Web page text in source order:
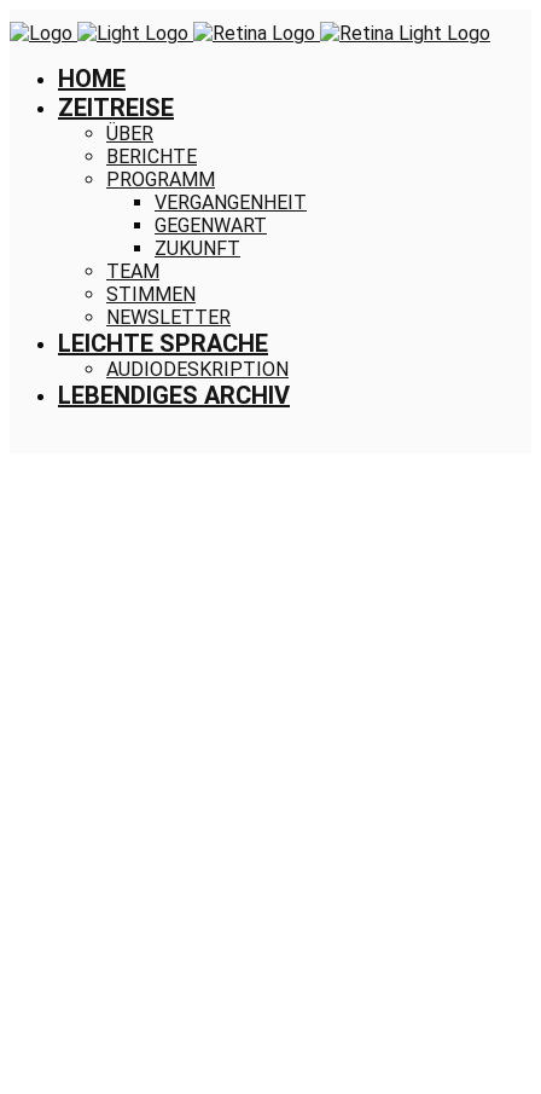
HOME
ZEITREISE
ÜBER
BERICHTE
PROGRAMM
VERGANGENHEIT
GEGENWART
ZUKUNFT
TEAM
STIMMEN
NEWSLETTER
LEICHTE SPRACHE
AUDIODESKRIPTION
LEBENDIGES ARCHIV